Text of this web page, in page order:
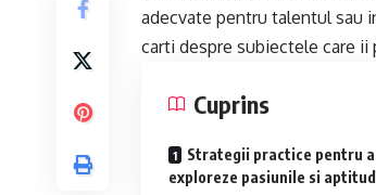
adecvate pentru talentul sau
carti despre subiectele care ii
Cuprins
Strategii practice pentru
exploreze pasiunile si